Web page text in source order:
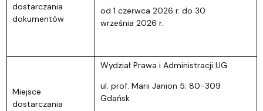
dostarczania
dokumentów
od 1 czerwca 2026 r. do 30
września 2026 r.
Miejsce
dostarczania
Wydział Prawa i Administracji UG
ul. prof. Marii Janion 5; 80-309
Gdańsk